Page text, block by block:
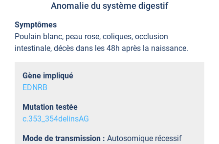
Anomalie du système digestif
Symptômes
Poulain blanc, peau rose, coliques, occlusion
intestinale, décès dans les 48h après la naissance.
Gène impliqué
EDNRB
Mutation testée
c.353_354delinsAG
Mode de transmission : Autosomique récessif